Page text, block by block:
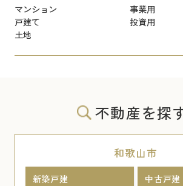
マンション
事業用
戸建て
投資用
土地
不動産を探
和歌山市
新築戸建 中古戸建